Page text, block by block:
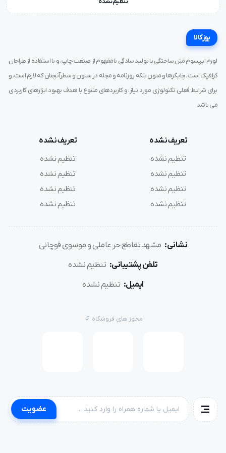
یوزکالا
لورم ایپسوم متن ساختگی با تولید سادگی نامفهوم از صنعت چاپ، و با استفاده از طراحان
گرافیک است، چاپگرها و متون بلکه روزنامه و مجله در ستون و سطرآنچنان که لازم است، و
برای شرایط فعلی تکنولوژی مورد نیاز، و کاربردهای متنوع با هدف بهبود ابزارهای کاربردی
می باشد
تعریف نشده
تنظیم نشده
تنظیم نشده
تنظیم نشده
تنظیم نشده
تعریف نشده
تنظیم نشده
تنظیم نشده
تنظیم نشده
تنظیم نشده
نشانی: مشهد تقاطع حر عاملی و موسوی قوچانی
تلفن پشتیبانی: تنظیم نشده
ایمیل: تنظیم نشده
مجوز های فروشگاه
عضویت